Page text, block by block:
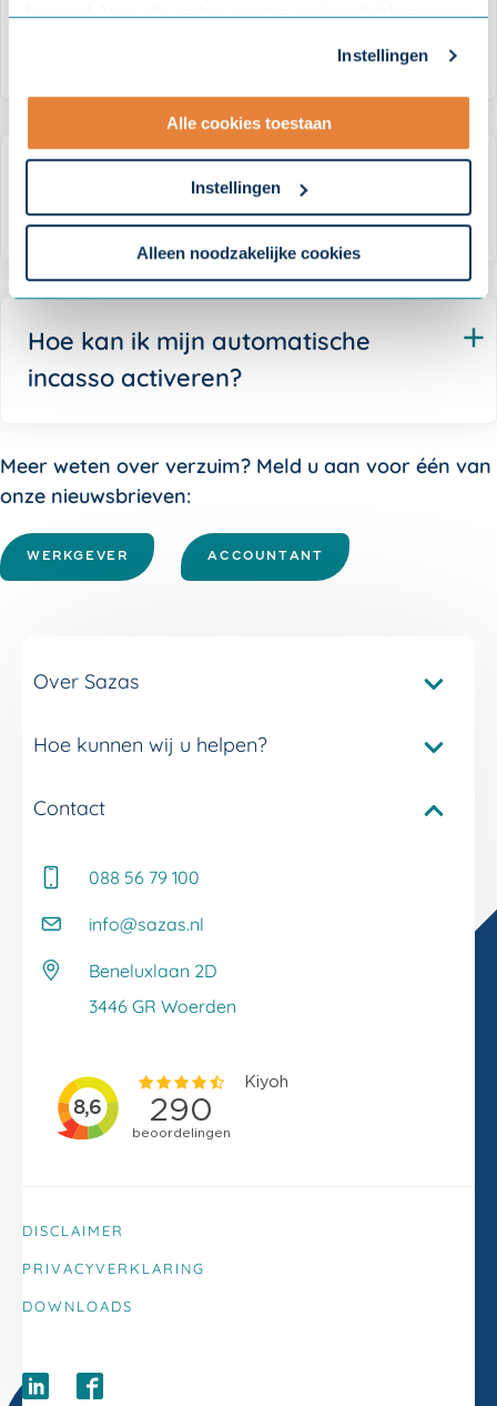
aanpassen. Met uw toestemming delen wij uw gegevens
- Lees hier onzeprivacyverklaringen onze
Om uw toestemmingsvoorkeur te wijzigen, klikt u op
Instellingen
Alle cookies toestaan
Instellingen
Alleen noodzakelijke cookies
voor de arbopremie af van wat ik
Is het mogelijk om een
betalingsregeling af te spreken?
Hoe kan ik mijn automatische
incasso activeren?
Meer weten over verzuim? Meld u aan voor één van
onze nieuwsbrieven:
WERKGEVER ACCOUNTANT
Over Sazas
Pakketvergelijker Sazas
Onze verzuimdiensten
Onze klantverhalen
Werken bij Sazas
Hoe kunnen wij u helpen?
Service en contact
Whitepapers
Kennisbank
Veelgestelde vragen
Contact
088 56 79 100
info@sazas.nl
Beneluxlaan 2D
3446 GR Woerden
DISCLAIMER
PRIVACYVERKLARING
DOWNLOADS